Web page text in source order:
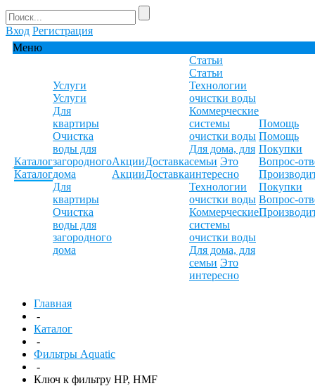
Вход Регистрация
Меню
Каталог
Каталог
Услуги
Услуги
Для
квартиры
Очистка
воды для
загородного
дома
Для
квартиры
Очистка
воды для
загородного
дома
Акции
Акции
Доставка
Доставка
Статьи
Статьи
Технологии
очистки воды
Коммерческие
системы
очистки воды
Для дома, для
семьи Это
интересно
Технологии
очистки воды
Коммерческие
системы
очистки воды
Для дома, для
семьи Это
интересно
Помощь
Помощь
Покупки
Вопрос-
Покупки
Вопрос-
Главная
-
Каталог
-
Фильтры Aquatic
-
Ключ к фильтру HP, HMF